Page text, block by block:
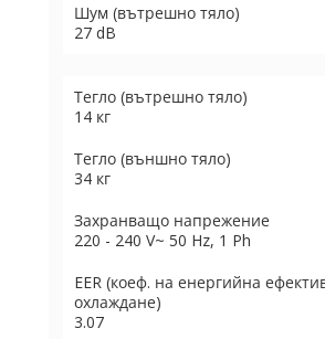
Шум (вътрешно тяло)
27 dB
Тегло (вътрешно тяло)
14 кг
Тегло (външно тяло)
34 кг
Захранващо напрежение
220 - 240 V~ 50 Hz, 1 Ph
EER (коеф. на енергийна
охлаждане)
3.07